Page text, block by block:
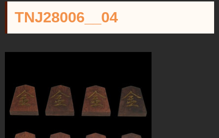
彫駒
駒箱 駒台 布盤
駒師紹介
TNJ28006__04